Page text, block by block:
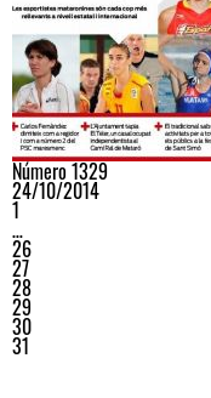
Número 1329
24/10/2014
1
…
26
27
28
29
30
31